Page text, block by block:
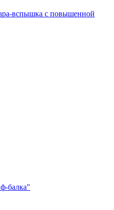
вспышка с повышенной
балка"